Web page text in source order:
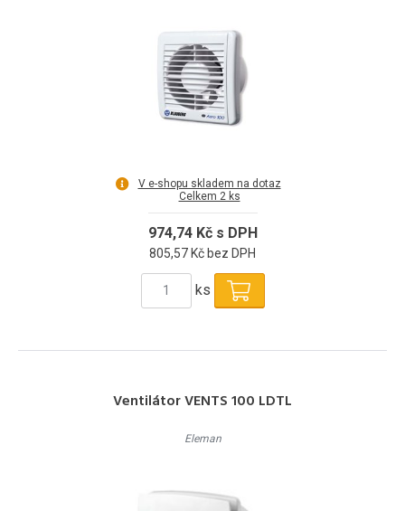
V e-shopu skladem na dotaz
Celkem 2 ks
974,74 Kč s DPH
805,57 Kč bez DPH
ks
Ventilátor VENTS 100 LDTL
Eleman